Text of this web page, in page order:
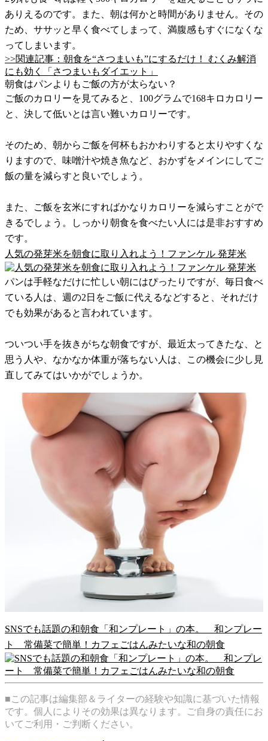
ありえるのです。また、朝は何かと時間がありません。その
ため、ササッと早く食べてしまって、満腹感もすぐになくな
ってしまいます。
>>関連記事：朝食を“さつまいも”にするだけ！ むくみ解消
にも効く「さつまいもダイエット」
朝食はパンよりもご飯の方が太らない？
ご飯のカロリーを見てみると、100グラムで168キロカロリー
と、決して低いとは言い難いカロリーです。
そのため、朝からご飯を何杯もおかわりすると太りやすくな
りますので、味噌汁や焼き魚など、おかずをメインにしてご
飯の量を減らすと良いでしょう。
また、ご飯を玄米にすればかなりカロリーを減らすことがで
きるでしょう。しっかり朝食を食べたい人には是非おすすめ
です。
人気の発芽米を朝食に取り入れよう！ファンケル 発芽米
パンは手軽なだけに忙しい朝にはぴったりですが、毎日食べ
ている人は、週の2日をご飯に代えるなどすると、それだけ
でも効果があると言われています。
ついつい手を抜きがちな朝食ですが、最近太ってきたな、と
思う人や、なかなか体重が落ちない人は、この機会に少し見
直してみてはいかがでしょうか。
SNSでも話題の和朝食「和ンプレート」の本。 和ンプレー
ト 常備菜で簡単！カフェごはんみたいな和の朝食
■この記事は編集部＆ライターの経験や知識に基づいた情報
です。個人によりその効果は異なります。ご自身の責任にお
いてご利用・ご判断ください。